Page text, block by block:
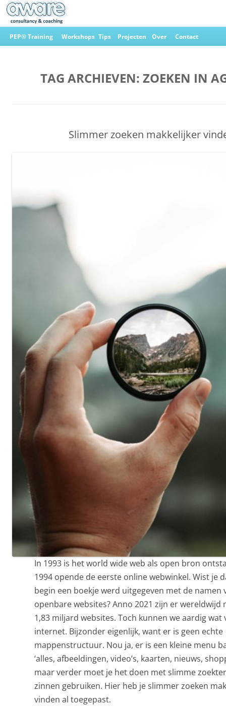
Ga
naar
PEP® Training Workshops Tips Projecten Over Contact
TAG ARCHIEVEN: ZOEKEN IN
Slimmer zoeken makkelijker
In 1993 is het world wide web als open bron
1994 opende de eerste online webwinkel. Wist je
begin een boekje werd uitgegeven met de namen
openbare websites? Anno 2021 zijn er wereldwijd
1,83 miljard websites. Toch kunnen we aardig wat
internet. Bijzonder eigenlijk, want er is geen echte
mappenstructuur. Nou ja, er is een kleine menu
‘alles, afbeeldingen, video’s, kaarten, nieuws,
maar verder moet je het doen met slimme
zinnen gebruiken. Hier heb je slimmer zoeken
vinden al toegepast.